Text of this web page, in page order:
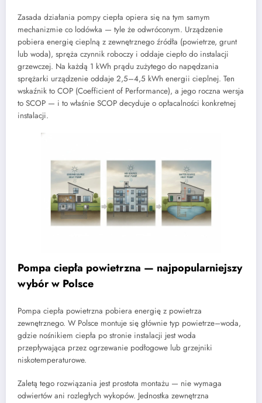
Zasada działania pompy ciepła opiera się na tym samym
mechanizmie co lodówka — tyle że odwróconym. Urządzenie
pobiera energię cieplną z zewnętrznego źródła (powietrze, grunt
lub woda), spręża czynnik roboczy i oddaje ciepło do instalacji
grzewczej. Na każdą 1 kWh prądu zużytego do napędzania
sprężarki urządzenie oddaje 2,5–4,5 kWh energii cieplnej. Ten
wskaźnik to COP (Coefficient of Performance), a jego roczna wersja
to SCOP — i to właśnie SCOP decyduje o opłacalności konkretnej
instalacji.
Pompa ciepła powietrzna — najpopularniejszy
wybór w Polsce
Pompa ciepła powietrzna pobiera energię z powietrza
zewnętrznego. W Polsce montuje się głównie typ powietrze–woda,
gdzie nośnikiem ciepła po stronie instalacji jest woda
przepływająca przez ogrzewanie podłogowe lub grzejniki
niskotemperaturowe.
Zaletą tego rozwiązania jest prostota montażu — nie wymaga
odwiertów ani rozległych wykopów. Jednostka zewnętrzna